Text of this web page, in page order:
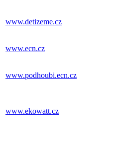
www.detizeme.cz
www.ecn.cz
www.podhoubi.ecn.cz
www.ekowatt.cz